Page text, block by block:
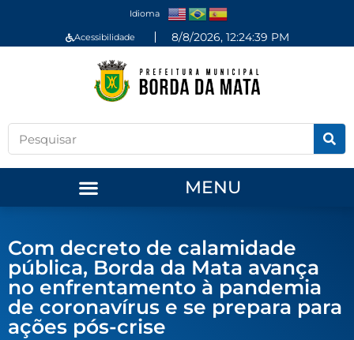
Idioma
Acessibilidade 8/8/2026, 12:24:40 PM
MENU
Com decreto de calamidade
pública, Borda da Mata avança
no enfrentamento à pandemia
de coronavírus e se prepara para
ações pós-crise